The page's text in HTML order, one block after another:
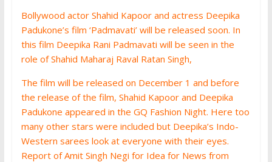
Bollywood actor Shahid Kapoor and actress Deepika
Padukone’s film ‘Padmavati’ will be released soon. In
this film Deepika Rani Padmavati will be seen in the
role of Shahid Maharaj Raval Ratan Singh,
The film will be released on December 1 and before
the release of the film, Shahid Kapoor and Deepika
Padukone appeared in the GQ Fashion Night. Here too
many other stars were included but Deepika’s Indo-
Western sarees look at everyone with their eyes.
Report of Amit Singh Negi for Idea for News from